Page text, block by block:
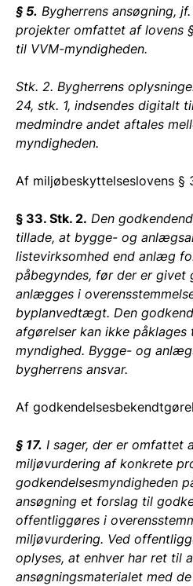
§ 5. Bygherrens ansøgning,
projekter omfattet af lovens
til VVM-myndigheden.
Stk. 2. Bygherrens
24, stk. 1, indsendes digitalt
medmindre andet aftales
myndigheden.
Af miljøbeskyttelseslovens §
§ 33. Stk. 2. Den
tillade, at bygge- og
listevirksomhed end anlæg
påbegyndes, før der er givet
anlægges i
byplanvedtægt. Den
afgørelser kan ikke
myndighed. Bygge- og
bygherrens ansvar.
Af
§ 17. I sager, der er omfattet
miljøvurdering af konkrete
godkendelsesmyndigheden
ansøgning et forslag til
offentliggøres i
miljøvurdering. Ved
oplyses, at enhver har ret til
ansøgningsmaterialet med